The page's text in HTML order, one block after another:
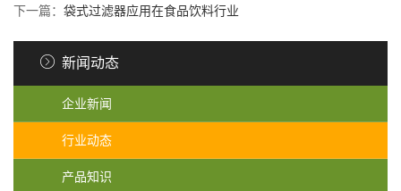
下一篇： 袋式过滤器应用在食品饮料行业
新闻动态
企业新闻
行业动态
产品知识